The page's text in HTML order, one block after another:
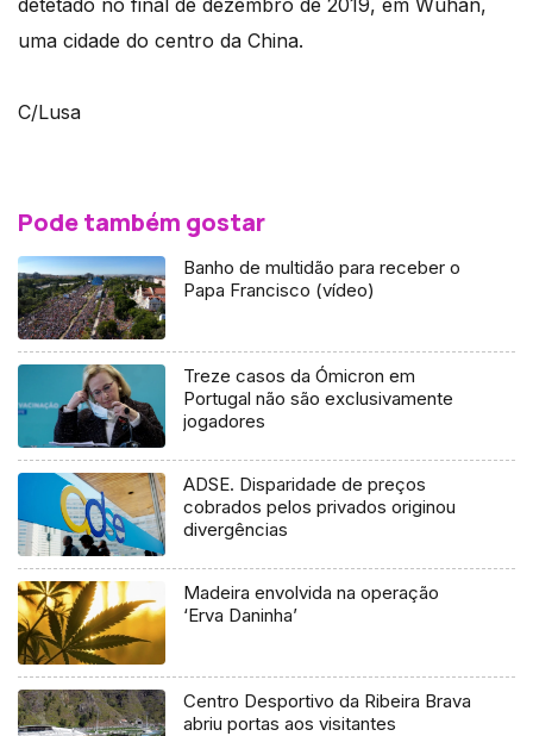
detetado no final de dezembro de 2019, em Wuhan,
uma cidade do centro da China.
C/Lusa
Pode também gostar
Banho de multidão para receber o
Papa Francisco (vídeo)
Treze casos da Ómicron em
Portugal não são exclusivamente
jogadores
ADSE. Disparidade de preços
cobrados pelos privados originou
divergências
Madeira envolvida na operação
‘Erva Daninha’
Centro Desportivo da Ribeira Brava
abriu portas aos visitantes